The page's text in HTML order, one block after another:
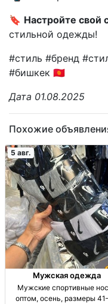
🔖 Настройте свой
стильной одежды!
#стиль #бренд
#бишкек 🇰🇬
Дата 01.08.2025
Похожие
5 авг.
Мужская одежда
Мужские спортивные
оптом, осень, размеры